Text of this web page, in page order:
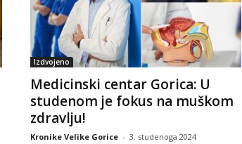
Izdvojeno
Medicinski centar Gorica: U
studenom je fokus na muškom
zdravlju!
Kronike Velike Gorice - 3. studenoga 2024